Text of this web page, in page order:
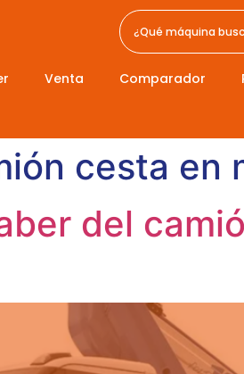
Venta Comparador
cesta en
del